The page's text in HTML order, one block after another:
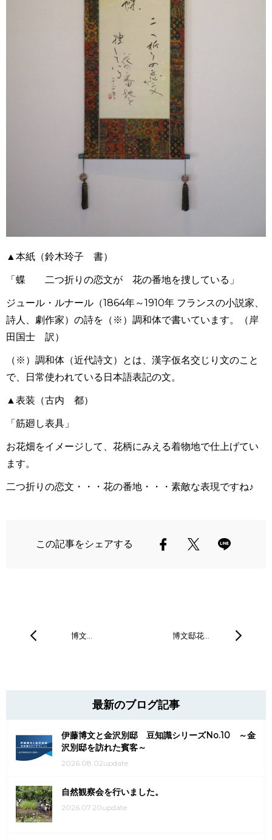
▲本紙（鈴木玲子 書）
「蝶 二つ折りの恋文が 花の番地を捜している」
ジュール・ルナール（1864年～1910年 フランスの小説家、
詩人、劇作家）の詩を（※）調和体で書いています。（岸
田国士 訳）
（※）調和体（近代詩文）とは、漢字仮名交じり文のこと
で、日常使われている日本語表記の文。
▲表装（古内 都）
「筋廻し表具」
お花畑をイメージして、花柄にみえる着物地で仕上げてい
ます。
二つ折りの恋文・・・花の番地・・・素敵な表現ですね♪
この記事をシェアする
博文… 博文邸花…
最新のブログ記事
伊藤博文と金沢別邸 豆知識シリーズNo.10 ～金
沢別邸を訪れた賓客～
2026.08.02update
自然観察会を行いました。
2026.07.20update